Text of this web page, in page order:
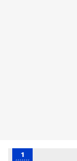
1